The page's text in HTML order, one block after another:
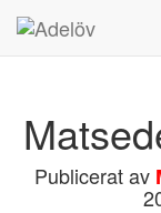
Publicerat av